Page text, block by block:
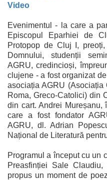
Video
Evenimentul - la care a
Episcopul Eparhiei de
Protopop de Cluj I,
Domnului, studenții
AGRU, credincioși,
clujene - a fost organizat
asociația AGRU
Roma, Greco-Catolici) din
din cart. Andrei Mureșanu,
care a fost fondator
AGRU, dl. Adrian
Național de Literatură
Programul a început cu un
Preasfinției Sale
propus un moment de